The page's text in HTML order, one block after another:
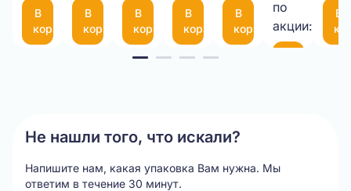
В
корзину
В
корзину
(300*200мм)
В
корзину
В
корзину
В
корзину
по
акции:
В
Не нашли того, что искали?
Напишите нам, какая упаковка Вам нужна. Мы
ответим в течение 30 минут.